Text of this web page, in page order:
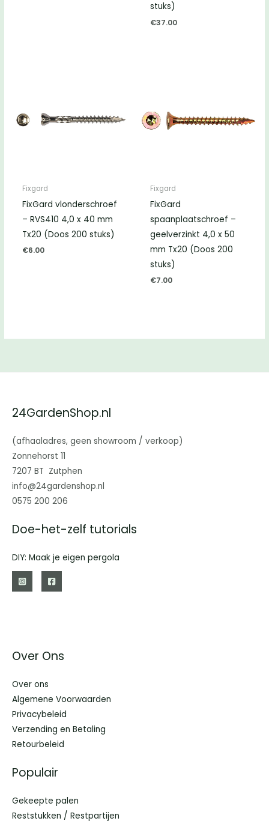
stuks)
€37.00
Fixgard
FixGard vlonderschroef
– RVS410 4,0 x 40 mm
Tx20 (Doos 200 stuks)
€6.00
Fixgard
FixGard
spaanplaatschroef –
geelverzinkt 4,0 x 50
mm Tx20 (Doos 200
stuks)
€7.00
24GardenShop.nl
(afhaaladres, geen showroom / verkoop)
Zonnehorst 11
7207 BT Zutphen
info@24gardenshop.nl
0575 200 206
Doe-het-zelf tutorials
DIY: Maak je eigen pergola
Over Ons
Over ons
Algemene Voorwaarden
Privacybeleid
Verzending en Betaling
Retourbeleid
Populair
Gekeepte palen
Reststukken / Restpartijen